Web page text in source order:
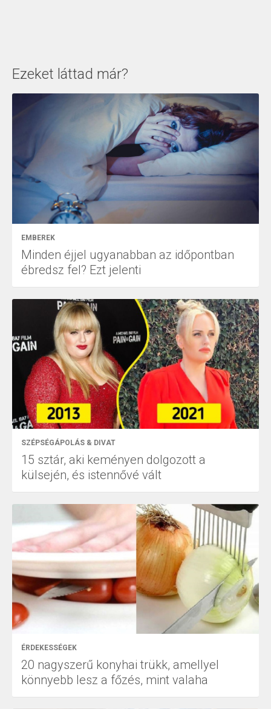
Ezeket láttad már?
EMBEREK
Minden éjjel ugyanabban az időpontban
ébredsz fel? Ezt jelenti
SZÉPSÉGÁPOLÁS & DIVAT
15 sztár, aki keményen dolgozott a
külsején, és istennővé vált
ÉRDEKESSÉGEK
20 nagyszerű konyhai trükk, amellyel
könnyebb lesz a főzés, mint valaha